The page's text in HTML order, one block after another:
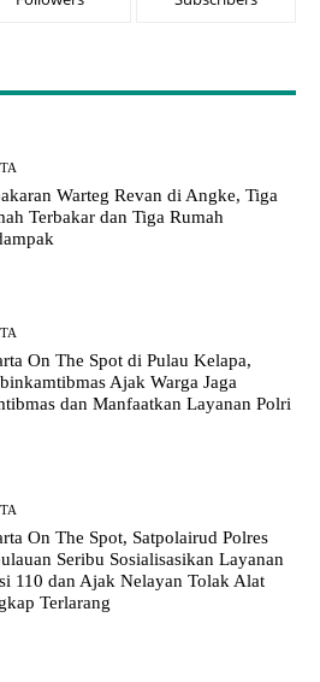
Warteg Revan di Angke, Tiga
Terbakar dan Tiga Rumah
On The Spot di Pulau Kelapa,
Ajak Warga Jaga
dan Manfaatkan Layanan Polri
On The Spot, Satpolairud Polres
Seribu Sosialisasikan Layanan
110 dan Ajak Nelayan Tolak Alat
Terlarang